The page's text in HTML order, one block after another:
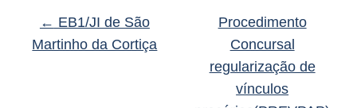
← EB1/JI de São
Martinho da Cortiça
Procedimento
Concursal
regularização de
vínculos